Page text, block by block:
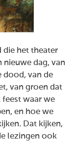
die het theater
nieuwe dag, van
dood, van de
van groen dat
waar we
en hoe we
Dat kijken,
lezingen ook